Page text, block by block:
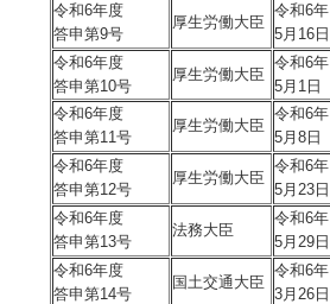
令和6年度
答申第9号
厚生労働大臣
令和6年
5月16日
令和6年度
答申第10号
厚生労働大臣
令和6年
5月1日
令和6年度
答申第11号
厚生労働大臣
令和6年
5月8日
令和6年度
答申第12号
厚生労働大臣
令和6年
5月23日
令和6年度
答申第13号
法務大臣
令和6年
5月29日
令和6年度
答申第14号
国土交通大臣
令和6年
3月26日